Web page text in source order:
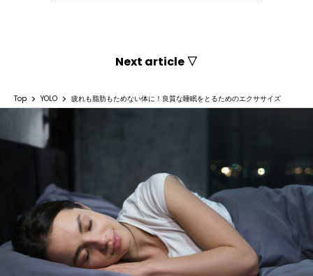
Next article ▽
Top YOLO 疲れも脂肪もためない体に！良質な睡眠をとるためのエクササイズ